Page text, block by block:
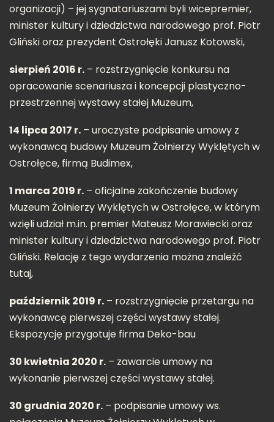
organizacji) – jej sygnatariuszami byli wicepremier,
minister kultury i dziedzictwa narodowego prof. Piotr
Gliński oraz prezydent Ostrołęki Janusz Kotowski,
sierpień 2016 r. – rozstrzygnięcie konkursu na
opracowanie scenariusza i koncepcji plastyczno-
przestrzennej wystawy stałej Muzeum,
14 lipca 2017 r. – uroczyste podpisanie umowy z
wykonawcą budowy Muzeum Żołnierzy Wyklętych w
Ostrołęce, firmą Budimex,
1 marca 2019 r. – oficjalne zakończenie budowy
Muzeum Żołnierzy Wyklętych w Ostrołęce, w którym
wzięli udział m.in. premier Mateusz Morawiecki oraz
minister kultury i dziedzictwa narodowego prof. Piotr
Gliński. Relację z tego wydarzenia można znaleźć
tutaj,
październik 2019 r. – rozstrzygnięcie przetargu na
wykonawcę pierwszej części wystawy stałej.
Ekspozycję przygotuje firma Deko-bau
30 kwietnia 2020 r. – zawarcie umowy na
wykonanie pierwszej części wystawy stałej.
30 grudnia 2020 r. – podpisanie umowy ws.